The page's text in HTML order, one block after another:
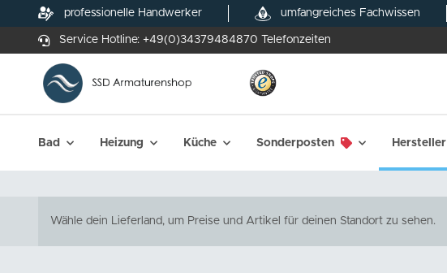
professionelle Handwerker umfangreiches Fachwissen
Service Hotline: +49(0)34379484870 Telefonzeiten
Bad Heizung Küche Sonderposten Hersteller
Wähle dein Lieferland, um Preise und Artikel für deinen Standort zu sehen.